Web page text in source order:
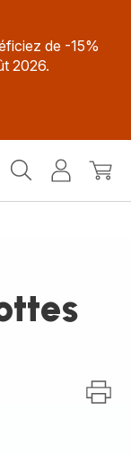
de -15%
2026.
MonMon